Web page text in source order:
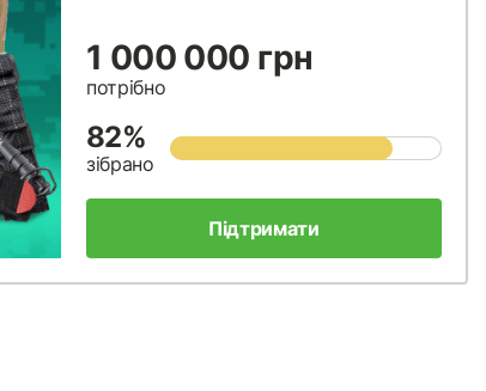
1 000 000 грн
потрібно
82%
зібрано
Підтримати